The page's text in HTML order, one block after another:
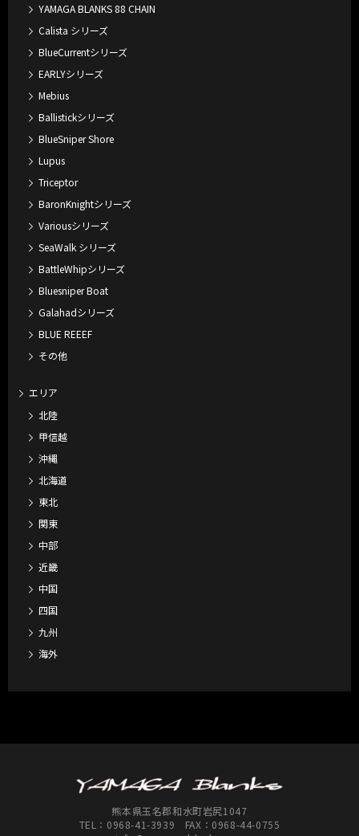
YAMAGA BLANKS 88 CHAIN
Calista シリーズ
BlueCurrentシリーズ
EARLYシリーズ
Mebius
Ballistickシリーズ
BlueSniper Shore
Lupus
Triceptor
BaronKnightシリーズ
Variousシリーズ
SeaWalk シリーズ
BattleWhipシリーズ
Bluesniper Boat
Galahadシリーズ
BLUE REEEF
その他
エリア
北陸
甲信越
沖縄
北海道
東北
関東
中部
近畿
中国
四国
九州
海外
熊本県玉名郡和水町岩尻1047
TEL： 0968-41-3939 FAX：0968-44-0755